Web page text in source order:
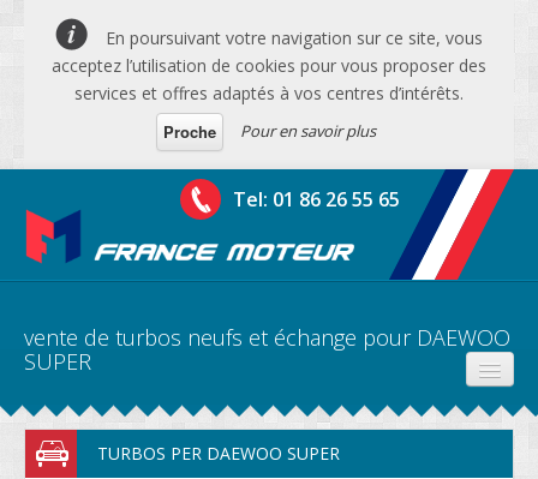
En poursuivant votre navigation sur ce site, vous
acceptez l’utilisation de cookies pour vous proposer des
services et offres adaptés à vos centres d’intérêts.
Proche
Pour en savoir plus
Tel: 01 86 26 55 65
vente de turbos neufs et échange pour DAEWOO
SUPER
PRODUITS
TURBOS PER DAEWOO SUPER